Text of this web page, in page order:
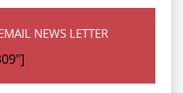
NEWS LETTER